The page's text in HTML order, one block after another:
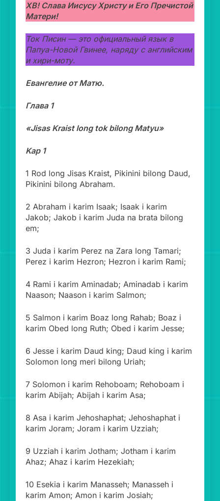
ХВ! Слава Иисусу Христу и Его Пречистой
Матери!
Ток Писин — это официальный язык в
Папуа-Новой Гвинее, наряду с английским
и хири-моту.
Евангелие от Матю.
Глава 1
«Jisas Kraist long tok bilong Matyu»
Kap 1
1 Rod long Jisas Kraist, Pikinini bilong Daud,
Pikinini bilong Abraham.
2 Abraham i karim Isaak; Isaak i karim
Jakob; Jakob i karim Juda na brata bilong
em;
3 Juda i karim Perez na Zara long Tamari;
Perez i karim Hezron; Hezron i karim Rami;
4 Rami i karim Aminadab; Aminadab i karim
Naason; Naason i karim Salmon;
5 Salmon i karim Boaz long Rahab; Boaz i
karim Obed long Ruth; Obed i karim Jesse;
6 Jesse i karim Daud king; Daud king i karim
Solomon long meri bilong Uriah;
7 Solomon i karim Rehoboam; Rehoboam i
karim Abijah; Abijah i karim Asa;
8 Asa i karim Jehoshaphat; Jehoshaphat i
karim Joram; Joram i karim Uzziah;
9 Uzziah i karim Jotham; Jotham i karim
Ahaz; Ahaz i karim Hezekiah;
10 Esekia i karim Manasseh; Manasseh i
karim Amon; Amon i karim Josiah;